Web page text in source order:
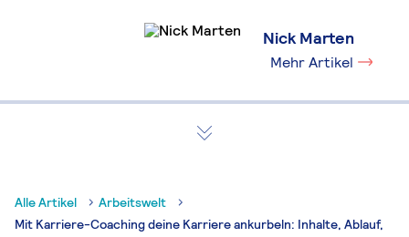
Nick Marten
Mehr Artikel
Alle Artikel
Arbeitswelt
Mit Karriere-Coaching deine Karriere ankurbeln: Inhalte, Ablauf,